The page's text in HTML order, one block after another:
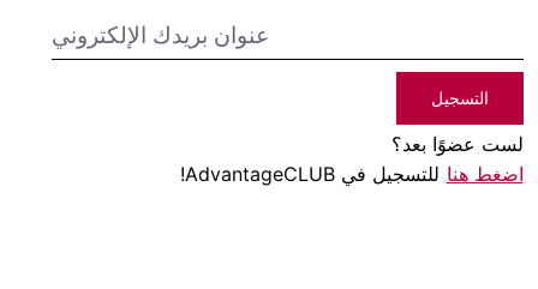
التسجيل
لست عضوًا بعد؟
اضغط هنا للتسجيل في AdvantageCLUB!